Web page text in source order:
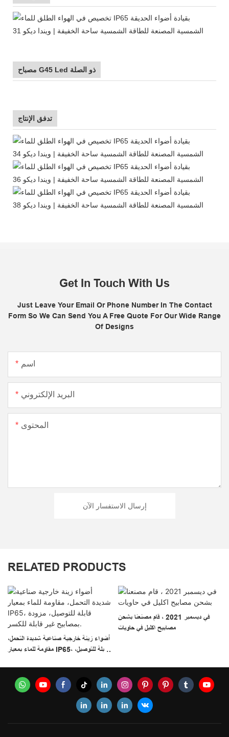
مصباح G45 Led ذو الصلة
تدفق الإنتاج
Get In Touch With Us
Just Leave Your Email Or Phone Number In The Contact
Form So We Can Send You A Free Quote For Our Wide Range
Of Designs
اسم
البريد الإلكتروني
المحتوى
إرسال الاستفسار الآن
RELATED PRODUCTS
أضواء زينة خارجية صناعية شديدة التحمل،
مقاومة للماء بمعيار IP65، قابلة للتوصيل،
في ديسمبر 2021 ، قام مصنعنا بشحن
مصابيح اكليل في حاويات